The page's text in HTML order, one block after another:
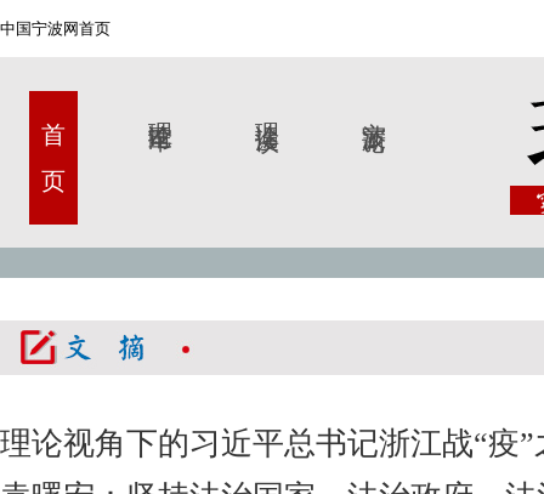
中国宁波网首页
首 页
理论视角下的习近平总书记浙江战“疫”